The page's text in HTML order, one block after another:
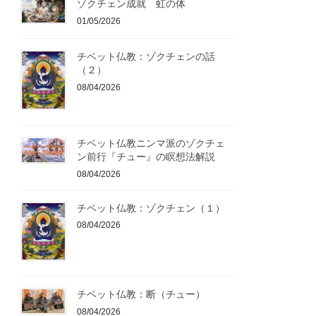
ゾクチェン成就 虹の体
01/05/2026
チベット仏教：ゾクチェンの話
（２）
08/04/2026
チベット仏教ニンマ派のゾクチェ
ン前行『チュー』の瞑想法解説
08/04/2026
チベット仏教：ゾクチェン（１）
08/04/2026
チベット仏教：断（チュー）
08/04/2026